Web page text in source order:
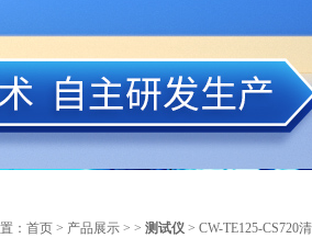
： 首页 > 产品展示 > > 测试仪 > CW-TE125-CS720